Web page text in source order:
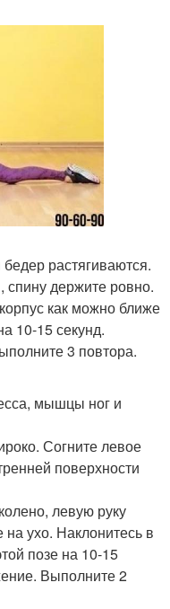
растягиваются.
держите ровно.
как можно ближе
10-15 секунд.
3 повтора.
мышцы ног и
Согните левое
поверхности
левую руку
на ухо. Наклонитесь в
позе на 10-15
Выполните 2